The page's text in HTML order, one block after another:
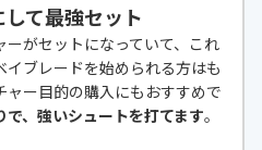
て最強セット
ーがセットになっていて、これ
イブレードを始められる方はも
ャー目的の購入にもおすすめで
、強いシュートを打てます。